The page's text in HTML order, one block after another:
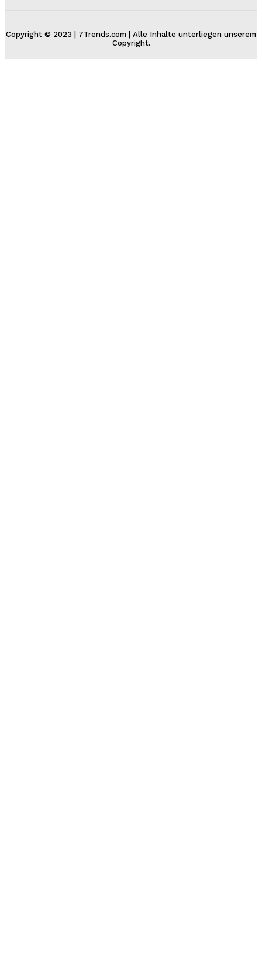
Copyright © 2023 | 7Trends.com | Alle Inhalte unterliegen unserem
Copyright.